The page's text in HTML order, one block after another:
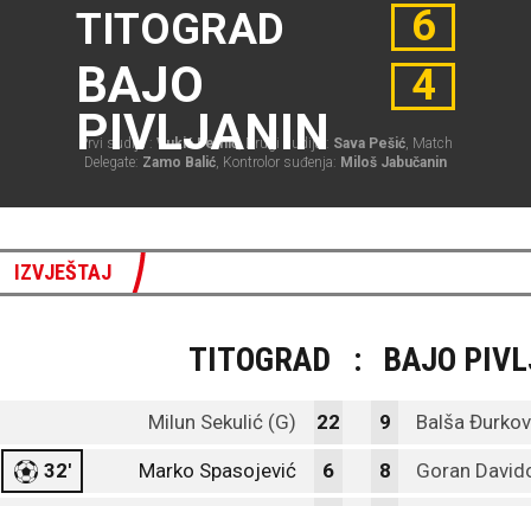
TITOGRAD
BAJO
PIVLJANIN
6
4
Prvi sudija : Vukić Femić , Drugi sudija : Sava Pešić, Match
Delegate: Zamo Balić, Kontrolor suđenja: Miloš Jabučanin
IZVJEŠTAJ
TITOGRAD : BAJO
Milun Sekulić (G) 22 9 Balša
32' Marko Spasojević 6 8 Goran